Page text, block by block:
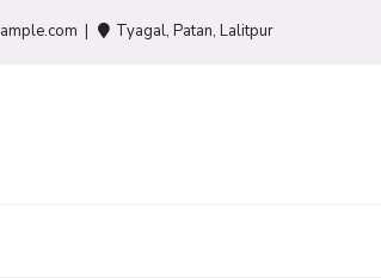
Tyagal, Patan, Lalitpur